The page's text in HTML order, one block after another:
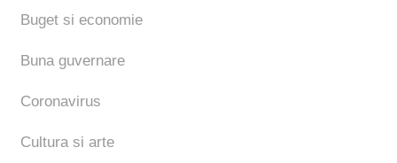
Buget si economie
Buna guvernare
Coronavirus
Cultura si arte